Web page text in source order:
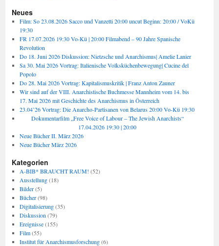
Neues
Film: So 23.08.2026 Sacco und Vanzetti 20:00 uncut Beginn: 20:00 / VoKü
19:30
FR 17.07.2026 19:30 Vo-Kü | 20:00 Filmabend – 90 Jahre Spanische
Revolution
Do 18. Juni 2026 Diskussion: Nietzsche und Anarchismus| Amelie Lanier
Sa 30. Mai 2026 Vortrag: Italienische Volksküchenbewegung| Cucine del
Popolo
Do 28. Mai 2026 Vortrag: Kapitalismuskritik | Franz Anton Zauner
Wir sind auf der VIII. Anarchistische Buchmesse Mannheim vom 14. bis
17. Mai 2026 mit Geschichte des Anarchismus in Österreich
23.04’26 Vortrag: Die Anarcho-Partisanen von Belarus 20:00 Vo-Kü 19:30
Dokumentarfilm „Free Voice of Labour – The Jewish Anarchists“
17.04.2026 19:30 | 20:00
Neue Bücher II. März 2026
Neue Bücher März 2026
Kategorien
A-BIB* BRAUCHT RAUM! (52)
Ausstellung(18)
Bilder(5)
Bücher(98)
Digitalisierung(35)
Diskussion (79)
Ereignisse(155)
Film(55)
Institut für Anarchismusforschung(6)